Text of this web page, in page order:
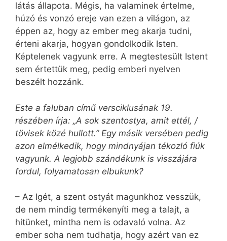
látás állapota. Mégis, ha valaminek értelme,
húzó és vonzó ereje van ezen a világon, az
éppen az, hogy az ember meg akarja tudni,
érteni akarja, hogyan gondolkodik Isten.
Képtelenek vagyunk erre. A megtestesült Istent
sem értettük meg, pedig emberi nyelven
beszélt hozzánk.
Este a faluban című versciklusának 19.
részében írja: „A sok szentostya, amit ettél, /
tövisek közé hullott.” Egy másik versében pedig
azon elmélkedik, hogy mindnyájan tékozló fiúk
vagyunk. A legjobb szándékunk is visszájára
fordul, folyamatosan elbukunk?
– Az Igét, a szent ostyát magunkhoz vesszük,
de nem mindig termékenyíti meg a talajt, a
hitünket, mintha nem is odavaló volna. Az
ember soha nem tudhatja, hogy azért van ez